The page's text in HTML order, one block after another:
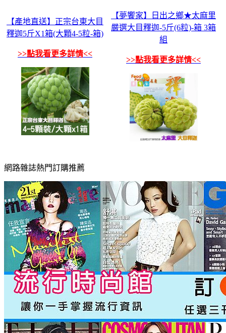
【產地直送】正宗台東大目
釋迦5斤X1箱(大顆4-5粒-箱)
>>點我看更多詳情<<
【夢饗家】日出之鄉★太麻里
嚴選大目釋迦-5斤(6粒)-箱 3箱
組
>>點我看更多詳情<<
網路雜誌熱門訂購推薦